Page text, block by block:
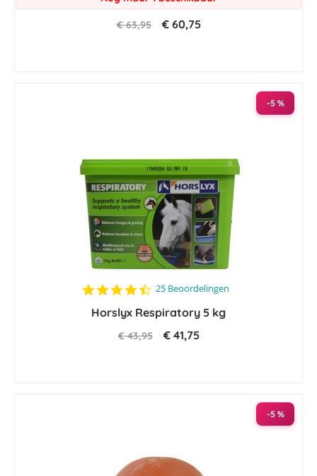
€ 63,95 € 60,75
-5 %
4.6
rating
25 Beoordelingen
Horslyx Respiratory 5 kg
€ 43,95 € 41,75
-5 %